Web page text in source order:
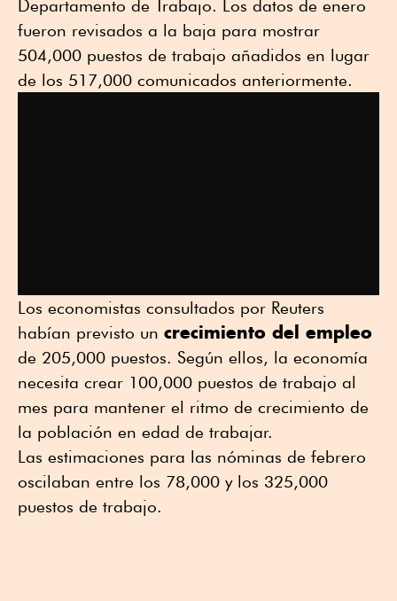
Departamento de Trabajo. Los datos de enero
fueron revisados a la baja para mostrar
504,000 puestos de trabajo añadidos en lugar
de los 517,000 comunicados anteriormente.
Los economistas consultados por Reuters
habían previsto un crecimiento del empleo
de 205,000 puestos. Según ellos, la economía
necesita crear 100,000 puestos de trabajo al
mes para mantener el ritmo de crecimiento de
la población en edad de trabajar.
Las estimaciones para las nóminas de febrero
oscilaban entre los 78,000 y los 325,000
puestos de trabajo.